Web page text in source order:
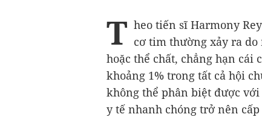
T heo tiến sĩ Harmony
cơ tim thường xảy ra
hoặc thể chất, chẳng hạn cái
khoảng 1% trong tất cả hội
không thể phân biệt được
y tế nhanh chóng trở nên